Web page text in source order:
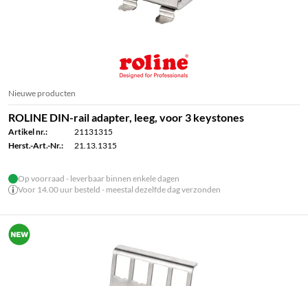
Nieuwe producten
ROLINE DIN-rail adapter, leeg, voor 3 keystones
Artikel nr.:
21131315
Herst.-Art.-Nr.:
21.13.1315
Op voorraad - leverbaar binnen enkele dagen
Voor 14.00 uur besteld - meestal dezelfde dag verzonden